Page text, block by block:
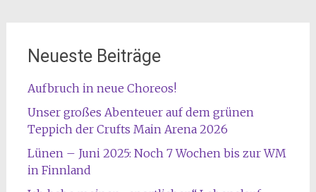
Neueste Beiträge
Aufbruch in neue Choreos!
Unser großes Abenteuer auf dem grünen
Teppich der Crufts Main Arena 2026
Lünen – Juni 2025: Noch 7 Wochen bis zur WM
in Finnland